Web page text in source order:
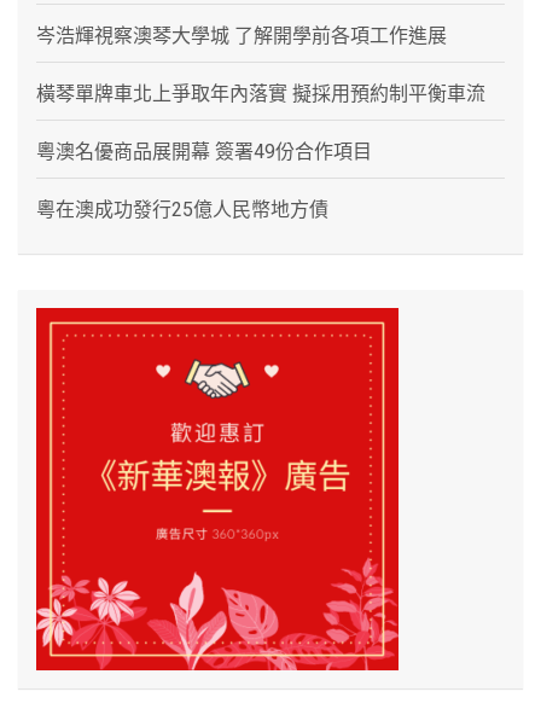
岑浩輝視察澳琴大學城 了解開學前各項工作進展
橫琴單牌車北上爭取年內落實 擬採用預約制平衡車流
粵澳名優商品展開幕 簽署49份合作項目
粵在澳成功發行25億人民幣地方債